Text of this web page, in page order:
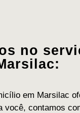
no
em Marsilac
você, contamos